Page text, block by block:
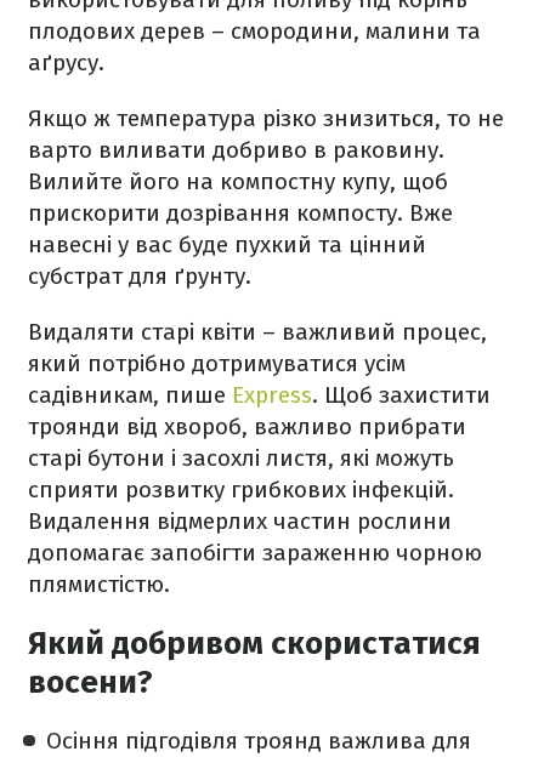
плодових дерев – смородини, малини та
аґрусу.
Якщо ж температура різко знизиться, то не
варто виливати добриво в раковину.
Вилийте його на компостну купу, щоб
прискорити дозрівання компосту. Вже
навесні у вас буде пухкий та цінний
субстрат для ґрунту.
Видаляти старі квіти – важливий процес,
який потрібно дотримуватися усім
садівникам, пише Express. Щоб захистити
троянди від хвороб, важливо прибрати
старі бутони і засохлі листя, які можуть
сприяти розвитку грибкових інфекцій.
Видалення відмерлих частин рослини
допомагає запобігти зараженню чорною
плямистістю.
Який добривом скористатися
восени?
Осіння підгодівля троянд важлива для